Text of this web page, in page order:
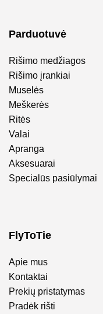
Parduotuvė
Rišimo medžiagos
Rišimo įrankiai
Muselės
Meškerės
Ritės
Valai
Apranga
Aksesuarai
Specialūs pasiūlymai
FlyToTie
Apie mus
Kontaktai
Prekių pristatymas
Pradėk rišti